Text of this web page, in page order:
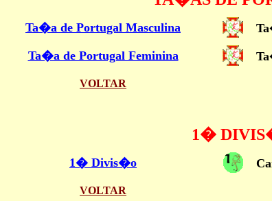
Ta�a de Portugal Masculina
Ta�a de Portugal Feminina
VOLTAR
1�
1� Divis�o
VOLTAR